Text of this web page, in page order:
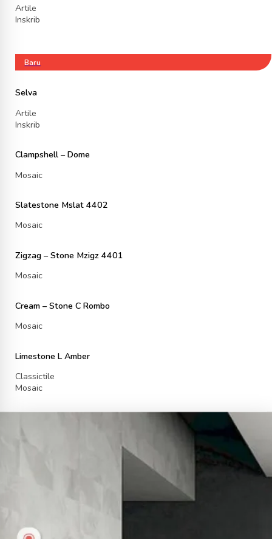
Artile
Inskrib
Baru
Selva
Artile
Inskrib
Clampshell – Dome
Mosaic
Slatestone Mslat 4402
Mosaic
Zigzag – Stone Mzigz 4401
Mosaic
Cream – Stone C Rombo
Mosaic
Limestone L Amber
Classictile
Mosaic